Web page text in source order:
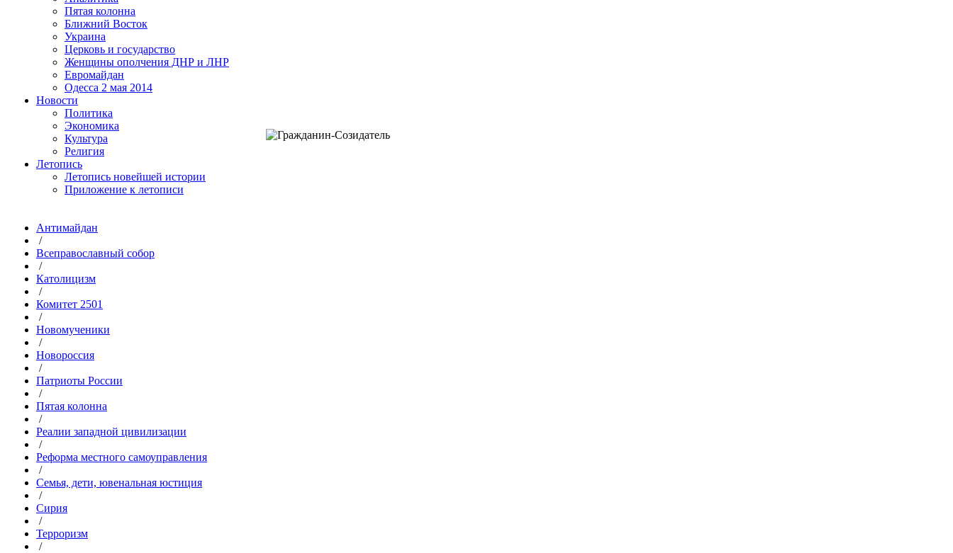
Пятая колонна
Ближний Восток
Украина
Церковь и государство
Женщины ополчения ДНР и ЛНР
Евромайдан
Одесса 2 мая 2014
Новости
Политика
Экономика
Культура
Религия
Летопись
Летопись новейшей истории
Приложение к летописи
Антимайдан
/
Всеправославный собор
/
Католицизм
/
Комитет 2501
/
Новомученики
/
Новороссия
/
Патриоты России
/
Пятая колонна
/
Реалии западной цивилизации
/
Реформа местного самоуправления
/
Семья, дети, ювенальная юстиция
/
Сирия
/
Терроризм
/